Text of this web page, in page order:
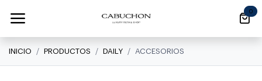
0
INICIO PRODUCTOS DAILY ACCESORIOS